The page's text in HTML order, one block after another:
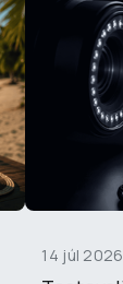
14 júl 2026